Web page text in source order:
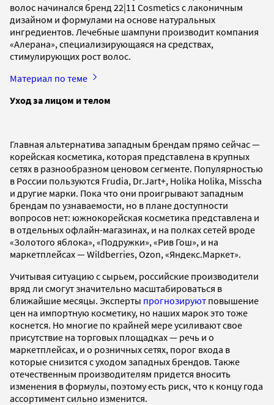
волос начинался бренд 22|11 Cosmetics с лаконичным
дизайном и формулами на основе натуральных
ингредиентов. Лечебные шампуни производит компания
«Алерана», специализирующаяся на средствах,
стимулирующих рост волос.
Материал по теме
Уход за лицом и телом
Главная альтернатива западным брендам прямо сейчас —
корейская косметика, которая представлена в крупных
сетях в разнообразном ценовом сегменте. Популярностью
в России пользуются Frudia, Dr.Jart+, Holika Holika, Misscha
и другие марки. Пока что они проигрывают западным
брендам по узнаваемости, но в плане доступности
вопросов нет: южнокорейская косметика представлена и
в отдельных офлайн-магазинах, и на полках сетей вроде
«Золотого яблока», «Подружки», «Рив Гош», и на
маркетплейсах — Wildberries, Ozon, «Яндекс.Маркет».
Учитывая ситуацию с сырьем, российские производители
вряд ли смогут значительно масштабироваться в
ближайшие месяцы. Эксперты прогнозируют повышение
цен на импортную косметику, но наших марок это тоже
коснется. Но многие по крайней мере усиливают свое
присутствие на торговых площадках — речь и о
маркетплейсах, и о розничных сетях, порог входа в
которые снизится с уходом западных брендов. Также
отечественным производителям придется вносить
изменения в формулы, поэтому есть риск, что к концу года
ассортимент сильно изменится.